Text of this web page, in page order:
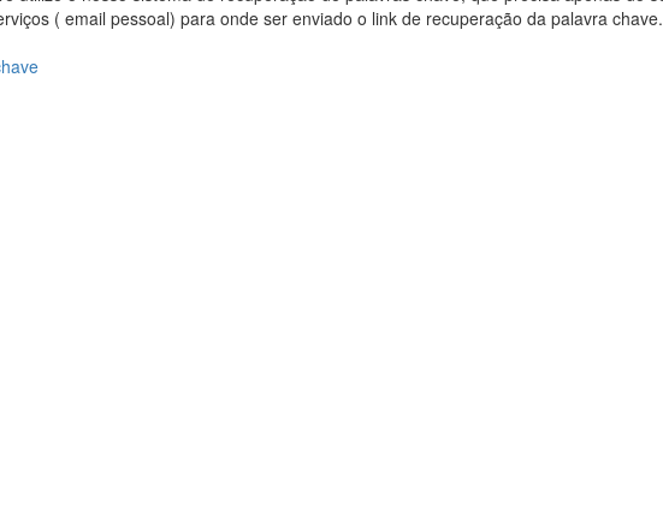
( email pessoal) para onde ser enviado o link de recuperação da palavra chave.